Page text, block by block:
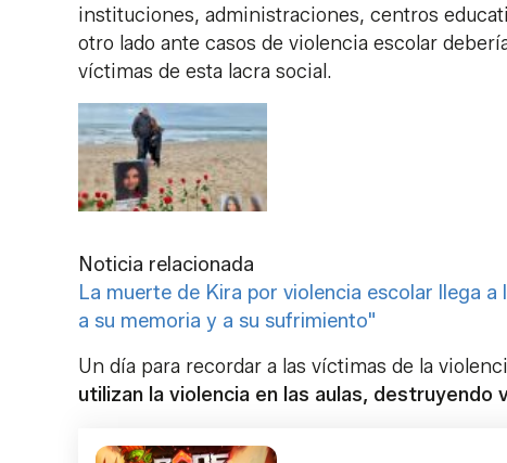
instituciones, administraciones, centros
otro lado ante casos de violencia escolar
víctimas de esta lacra social.
Noticia relacionada
La muerte de Kira por violencia escolar llega
a su memoria y a su sufrimiento"
Un día para recordar a las víctimas de la
utilizan la violencia en las aulas, destruyendo